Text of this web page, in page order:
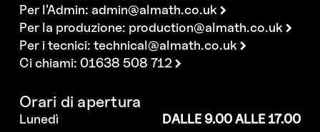
Per l'Admin: admin@almath.co.uk
Per la produzione: production@almath.co.uk
Per i tecnici:technical@almath.co.uk
Ci chiami: 01638 508 712
Orari di apertura
Lunedì
DALLE 9.00 ALLE 17.00